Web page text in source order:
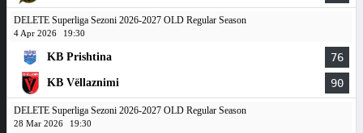
DELETE Superliga Sezoni 2026-2027 OLD Regular Season
4 Apr 2026 19:30
KB Prishtina 76
KB Vëllaznimi 90
DELETE Superliga Sezoni 2026-2027 OLD Regular Season
28 Mar 2026 19:30